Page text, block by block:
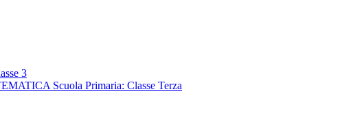
3
Scuola Primaria: Classe Terza